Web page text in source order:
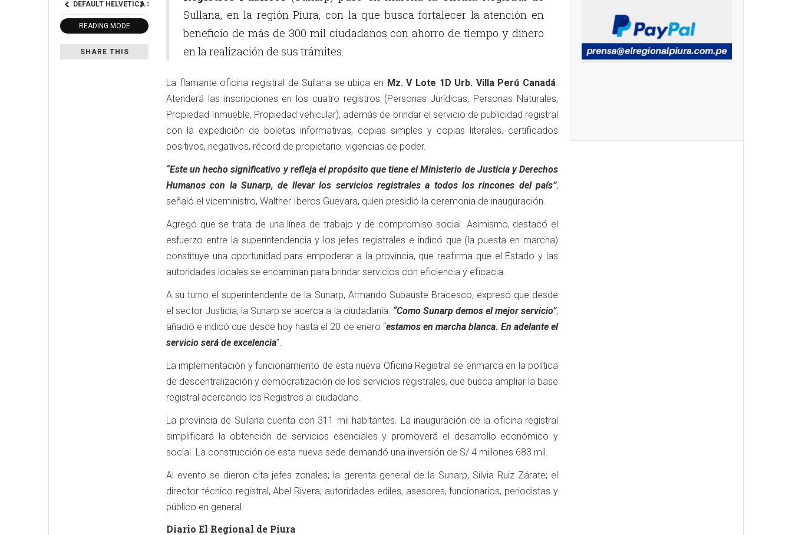
DEFAULT HELVETICA SEGOE GEORGIA
READING MODE
SHARE THIS
Sullana, en la región Piura, con la que busca fortalecer la atención en
beneficio de más de 300 mil ciudadanos con ahorro de tiempo y dinero
en la realización de sus trámites.
La flamante oficina registral de Sullana se ubica en Mz. V Lote 1D Urb. Villa Perú Canadá
Atenderá las inscripciones en los cuatro registros (Personas Jurídicas, Personas Naturales,
Propiedad Inmueble, Propiedad vehicular), además de brindar el servicio de publicidad registral
con la expedición de boletas informativas, copias simples y copias literales, certificados
positivos, negativos, récord de propietario, vigencias de poder.
“Este un hecho significativo y refleja el propósito que tiene el Ministerio de Justicia y Derechos
Humanos con la Sunarp, de llevar los servicios registrales a todos los rincones del país”,
señaló el viceministro, Walther Iberos Guevara, quien presidió la ceremonia de inauguración.
Agregó que se trata de una línea de trabajo y de compromiso social. Asimismo, destacó el
esfuerzo entre la superintendencia y los jefes registrales e indicó que (la puesta en marcha)
constituye una oportunidad para empoderar a la provincia, que reafirma que el Estado y las
autoridades locales se encaminan para brindar servicios con eficiencia y eficacia.
A su turno el superintendente de la Sunarp, Armando Subauste Bracesco, expresó que desde
el sector Justicia, la Sunarp se acerca a la ciudadanía. “Como Sunarp demos el mejor servicio”,
añadió e indicó que desde hoy hasta el 20 de enero “estamos en marcha blanca. En adelante el
servicio será de excelencia”.
La implementación y funcionamiento de esta nueva Oficina Registral se enmarca en la política
de descentralización y democratización de los servicios registrales, que busca ampliar la base
registral acercando los Registros al ciudadano.
La provincia de Sullana cuenta con 311 mil habitantes. La inauguración de la oficina registral
simplificará la obtención de servicios esenciales y promoverá el desarrollo económico y
social. La construcción de esta nueva sede demandó una inversión de S/ 4 millones 683 mil.
Al evento se dieron cita jefes zonales; la gerenta general de la Sunarp, Silvia Ruiz Zárate; el
director técnico registral, Abel Rivera; autoridades ediles, asesores, funcionarios, periodistas y
público en general.
Diario El Regional de Piura